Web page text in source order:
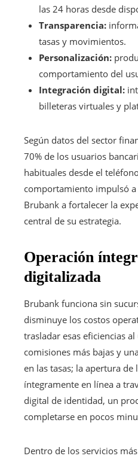
las 24 horas desde
Transparencia:
tasas y movimientos.
Personalización:
comportamiento del
Integración digital:
billeteras virtuales y
Según datos del sector
70% de los usuarios
habituales desde el
comportamiento impulsó
Brubank a fortalecer la
central de su estrategia.
Operación
digitalizada
Brubank funciona sin
disminuye los costos
trasladar esas eficiencias
comisiones más bajas y
en las tasas; la apertura de
íntegramente en línea a
digital de identidad, un
completarse en pocos
Dentro de los servicios